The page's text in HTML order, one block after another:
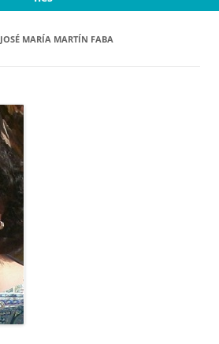
JOSÉ MARÍA MARTÍN FABA